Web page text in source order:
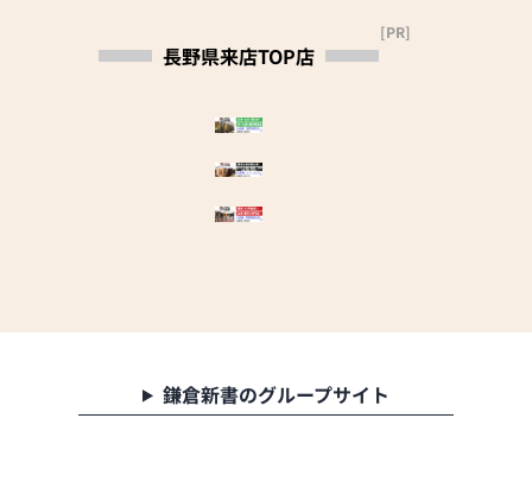
ローソク、香炉、神棚、
地蔵ガーデニング石材、
◎営業時間9：30～18：
上田市小牧846
す！松川家具センターま
この道４０年のベテラン
お位牌も当店でお作りい
長野県来店TOP店
[PR]
鎌倉新書のグループサイト